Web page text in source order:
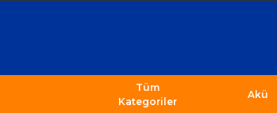
Tüm
Kategoriler
Akü